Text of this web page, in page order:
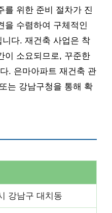
를 위한 준비 절차가 진
을 수렴하여 구체적인
다. 재건축 사업은 착
이 소요되므로, 꾸준한
. 은마아파트 재건축 관
는 강남구청을 통해 확
강남구 대치동